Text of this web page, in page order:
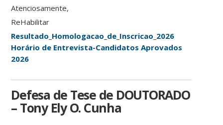
Atenciosamente,
ReHabilitar
Resultado_Homologacao_de_Inscricao_2026
Horário de Entrevista-Candidatos Aprovados
2026
Defesa de Tese de DOUTORADO
– Tony Ely O. Cunha